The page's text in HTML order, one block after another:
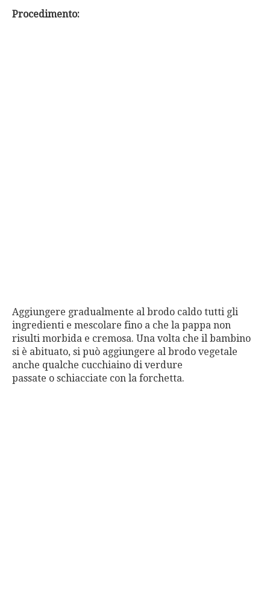
Procedimento:
Aggiungere gradualmente al brodo caldo tutti gli
ingredienti e mescolare fino a che la pappa non
risulti morbida e cremosa. Una volta che il bambino
si è abituato, si può aggiungere al brodo vegetale
anche qualche cucchiaino di verdure
passate o schiacciate con la forchetta.